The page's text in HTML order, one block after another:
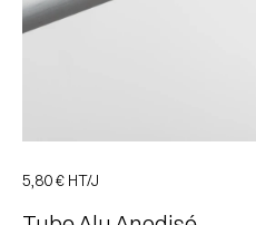
5,80 € HT/J